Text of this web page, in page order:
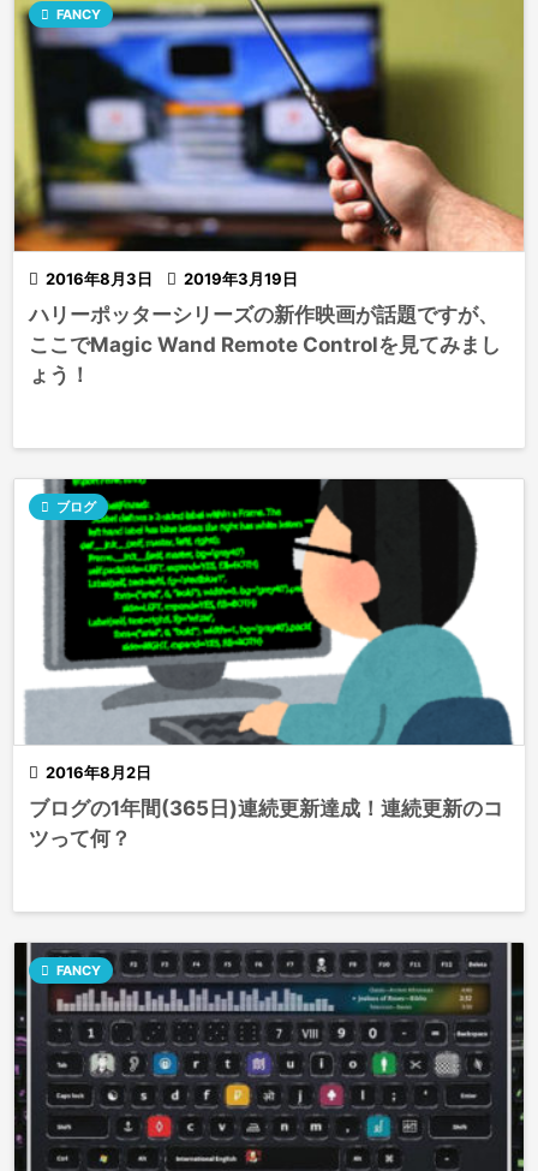
 2016年8月3日  2019年3月19日
 FANCY
ハリーポッターシリーズの新作映画が話題ですが、
ここでMagic Wand Remote Controlを見てみまし
ょう！
 2016年8月2日
 ブログ
ブログの1年間(365日)連続更新達成！連続更新のコ
ツって何？
 FANCY